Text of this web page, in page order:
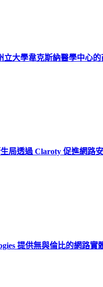
立大學韋克斯納醫學中心的
局透過 Claroty 促進網路
提供無與倫比的網路實